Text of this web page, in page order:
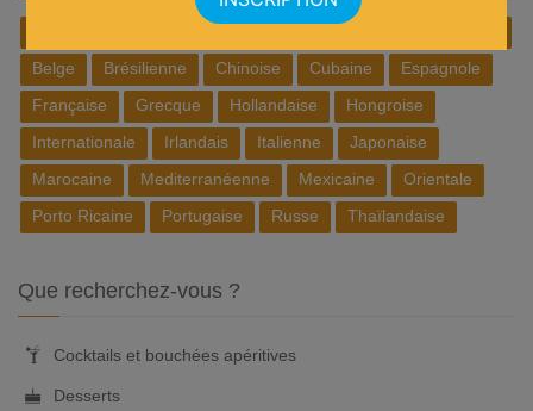
Belge
Brésilienne Chinoise Cubaine
Espagnole
Française
Grecque Hollandaise
Hongroise
Internationale
Irlandais Italienne
Japonaise
Marocaine
Mediterranéenne Mexicaine
Orientale
Porto Ricaine
Portugaise Russe Thaïlandaise
Que recherchez-vous ?
Cocktails et bouchées apéritives
Desserts